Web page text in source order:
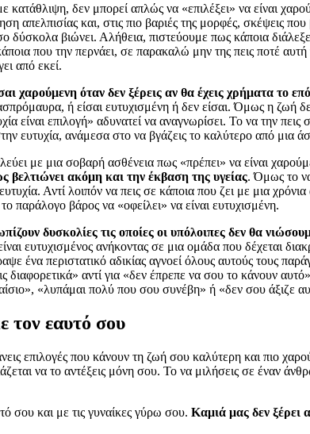
κατάθλιψη, δεν μπορεί απλώς να «επιλέξει» να είναι
απελπισίας και, στις πιο βαριές της μορφές, σκέψεις
δύσκολα βιώνει. Αλήθεια, πιστεύουμε πως κάποια
που την περνάει, σε παρακαλώ μην της πεις ποτέ
από εκεί.
χαρούμενη όταν δεν ξέρεις αν θα έχεις χρήματα το
ή είσαι ευτυχισμένη ή δεν είσαι. Όμως η ζωή
είναι επιλογή» αδυνατεί να αναγνωρίσει. Το να την
ευτυχία, ανάμεσα στο να βγάζεις το καλύτερο από μια
με μια σοβαρή ασθένεια πως «πρέπει» να είναι
βελτιώνει ακόμη και την έκβαση της υγείας. Όμως το να
Αντί λοιπόν να πεις σε κάποια που ζει με μια
παράλογο βάρος να «οφείλει» να είναι ευτυχισμένη.
δυσκολίες τις οποίες οι υπόλοιπες δεν θα
ευτυχισμένος ανήκοντας σε μια ομάδα που δέχεται
ένα περιστατικό αδικίας αγνοεί όλους αυτούς τους
διαφορετικά» αντί για «δεν έπρεπε να σου το κάνουν
«λυπάμαι πολύ που σου συνέβη» ή «δεν σου άξιζε
τον εαυτό σου
επιλογές που κάνουν τη ζωή σου καλύτερη και πιο
να το αντέξεις μόνη σου. Το να μιλήσεις σε έναν
σου και με τις γυναίκες γύρω σου. Καμιά μας δεν ξέρει